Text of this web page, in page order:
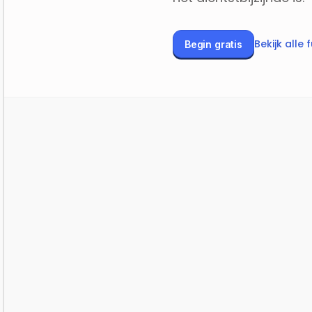
Begin gratis Bekijk alle